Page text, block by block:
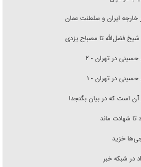
خارجه ایران و سلطنت عمان
شیخ فضل‌الله تا مصباح یزدی
حسینی در تهران - ۲
حسینی در تهران - ۱
آن است که در بیان بگنجد!
تا شهادت ماند
خزید